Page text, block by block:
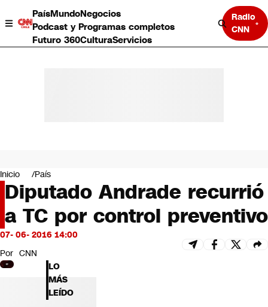
PaísMundoNegocios
Podcast y Programas completos
Futuro 360CulturaServicios
Radio
CNN
Negocios
Deportes
Programas completos
Cultura
Servicios
Bits
CNN Data
CNN tiempo
Futuro 360
Inicio País
Diputado Andrade recurrió
a TC por control preventivo
07- 06- 2016 14:00
Por CNN
LO
MÁS
LEÍDO